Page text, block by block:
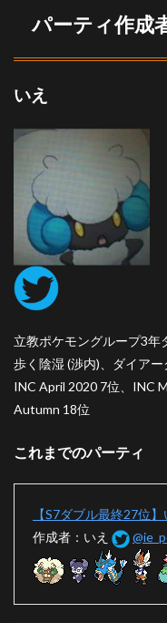
パーティ作成
いえ
立教ポケモングループ3年
歩く陰湿 (渉内)、ダイア
INC April 2020 7位、INC
Autumn 18位
これまでのパーティ
【S7ダブル最終27位
作成者：いえ